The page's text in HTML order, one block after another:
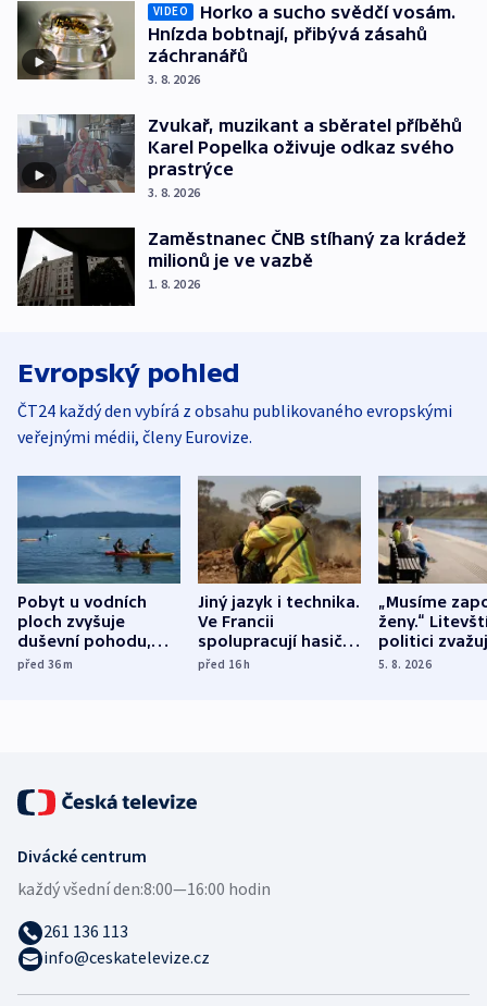
VIDEO
Horko a sucho svědčí vosám.
Hnízda bobtnají, přibývá zásahů
záchranářů
3. 8. 2026
Zvukař, muzikant a sběratel příběhů
Karel Popelka oživuje odkaz svého
prastrýce
3. 8. 2026
Zaměstnanec ČNB stíhaný za krádež
milionů je ve vazbě
1. 8. 2026
Evropský pohled
ČT24 každý den vybírá z obsahu publikovaného evropskými
veřejnými médii, členy Eurovize.
Pobyt u vodních
ploch zvyšuje
duševní pohodu,
ukázala
před 36m
Jiný jazyk i technika.
Ve Francii
spolupracují hasiči z
různých zemí
před 16h
„Musíme
ženy.“
politici
dohodu o
5. 8. 2026
Divácké centrum
každý všední den:8:00—16:00 hodin
261 136 113
info@ceskatelevize.cz